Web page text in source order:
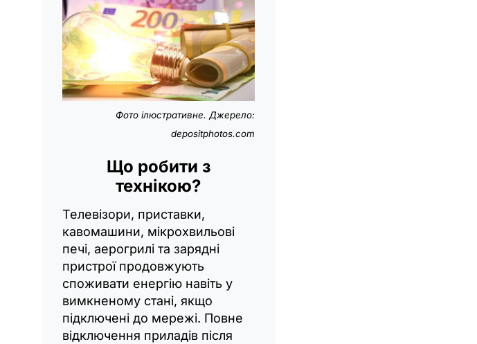
Фото ілюстративне. Джерело:
depositphotos.com
Що робити з
технікою?
Телевізори, приставки,
кавомашини, мікрохвильові
печі, аерогрилі та зарядні
пристрої продовжують
споживати енергію навіть у
вимкненому стані, якщо
підключені до мережі. Повне
відключення приладів після